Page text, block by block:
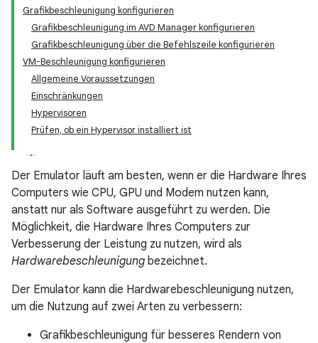
Grafikbeschleunigung konfigurieren
Grafikbeschleunigung im AVD Manager konfigurieren
Grafikbeschleunigung über die Befehlszeile konfigurieren
VM-Beschleunigung konfigurieren
Allgemeine Voraussetzungen
Einschränkungen
Hypervisoren
Prüfen, ob ein Hypervisor installiert ist
Der Emulator läuft am besten, wenn er die Hardware Ihres
Computers wie CPU, GPU und Modem nutzen kann,
anstatt nur als Software ausgeführt zu werden. Die
Möglichkeit, die Hardware Ihres Computers zur
Verbesserung der Leistung zu nutzen, wird als
Hardwarebeschleunigung bezeichnet.
Der Emulator kann die Hardwarebeschleunigung nutzen,
um die Nutzung auf zwei Arten zu verbessern:
Grafikbeschleunigung für besseres Rendern von